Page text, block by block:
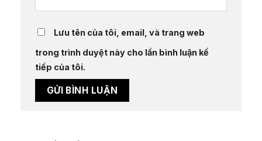
Lưu tên của tôi, email, và trang web
trong trình duyệt này cho lần bình luận kế
tiếp của tôi.